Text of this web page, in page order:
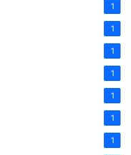
1
1
1
1
1
1
1